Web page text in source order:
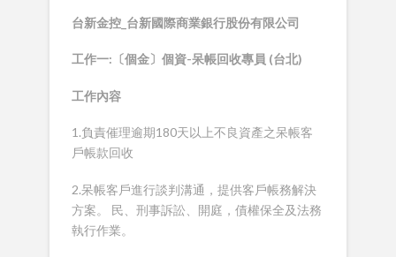
台新金控_ 台新國際商業銀行股份有限公司
工作一: 〔個金〕個資-呆帳回收專員 (台北)
工作內容
1.負責催理逾期180天以上不良資產之呆帳客
戶帳款回收
2.呆帳客戶進行談判溝通，提供客戶帳務解決
方案。 民、刑事訴訟、開庭，債權保全及法務
執行作業。